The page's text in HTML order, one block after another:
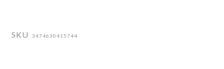
SKU 3474630415744